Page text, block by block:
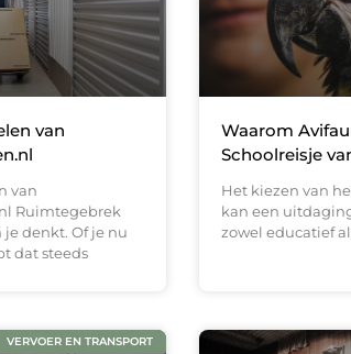
van
van
Ruimtegebrek
denkt. Of je nu
dat steeds
Waarom
Schoolreisje
Het kiezen van
kan een
zowel educatief
VERVOER EN TRANSPORT